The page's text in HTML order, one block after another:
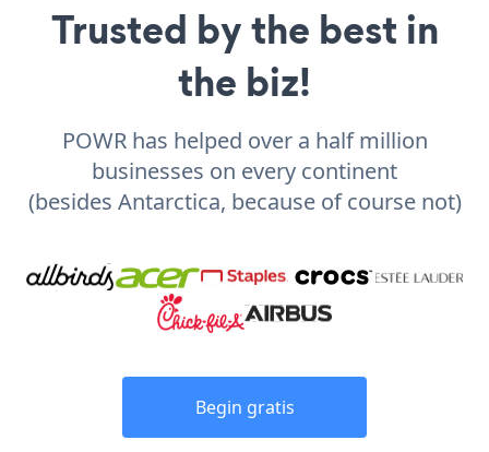
Trusted by the best in
the biz!
POWR has helped over a half million
businesses on every continent
(besides Antarctica, because of course not)
Begin gratis